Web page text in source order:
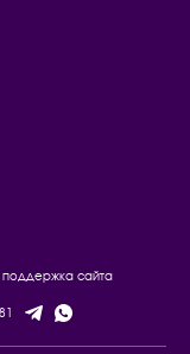
поддержка сайта